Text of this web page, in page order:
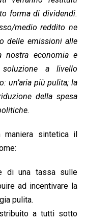
forma di dividendi.
medio reddito ne
delle emissioni alle
nostra economia e
soluzione a livello
un’aria più pulita; la
della spesa
sintetica il
di una tassa sulle
ad incentivare la
pulita.
a tutti sotto